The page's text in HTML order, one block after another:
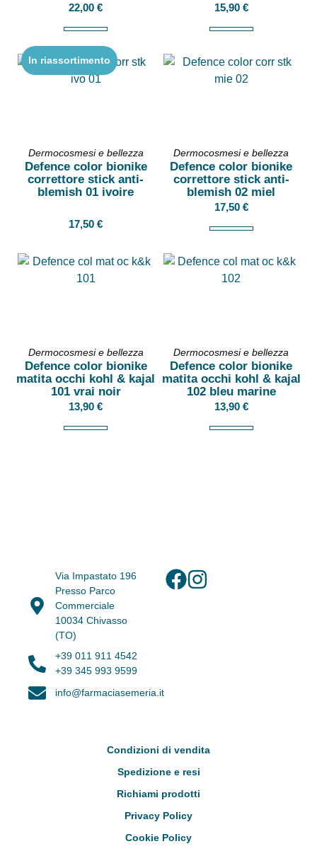
22,00€ 15,90 €
In riassortimento
Dermocosmesi e bellezza
Defence color bionike
correttore stick anti-
blemish 01 ivoire
17,50€
Dermocosmesi e bellezza
Defence color bionike
correttore stick anti-
blemish 02 miel
17,50 €
Dermocosmesi e bellezza
Defence color bionike
matita occhi kohl & kajal
101 vrai noir
13,90€
Dermocosmesi e bellezza
Defence color bionike
matita occhi kohl & kajal
102 bleu marine
13,90 €
Via Impastato 196
Presso Parco
Commerciale
10034 Chivasso
(TO)
+39 011 911 4542
+39 345 993 9599
info@farmaciasemeria.it
Condizioni di vendita
Spedizione e resi
Richiami prodotti
Privacy Policy
Cookie Policy